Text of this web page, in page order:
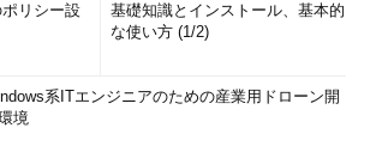
リシー設
基礎知識とインストール、基本的
な使い方 (1/2)
系ITエンジニアのための産業用ドローン開
境